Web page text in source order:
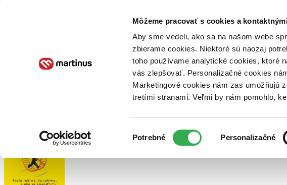
Môžeme pracovať s cookies a
Aby sme vedeli, ako sa na našom webe
zbierame cookies. Niektoré sú naozaj
toho používame analytické cookies, ktoré
vás zlepšovať. Personalizačné cookies
Marketingové cookies nám zas umožňujú
tretími stranami. Veľmi by nám pomohlo,
súhlasu
Potrebné Personalizačné
Poukážky Kontakt